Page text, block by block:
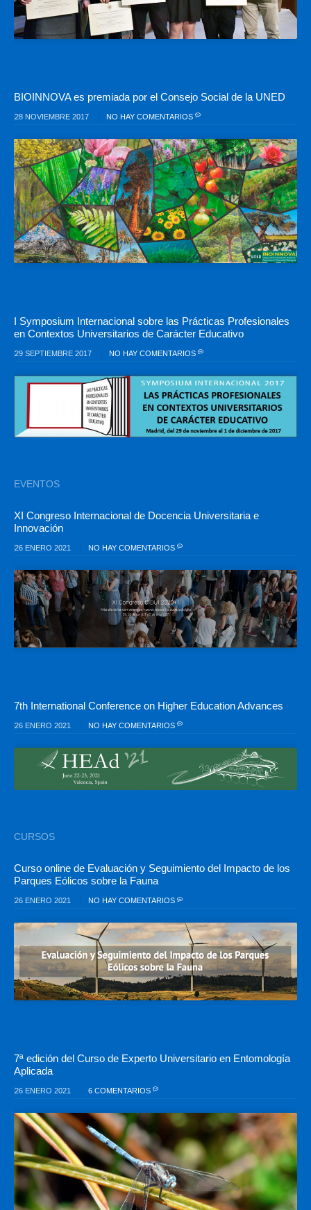
BIOINNOVA es premiada por el Consejo Social de la UNED
28 NOVIEMBRE 2017 NO HAY COMENTARIOS
I Symposium Internacional sobre las Prácticas Profesionales
en Contextos Universitarios de Carácter Educativo
29 SEPTIEMBRE 2017 NO HAY COMENTARIOS
EVENTOS
XI Congreso Internacional de Docencia Universitaria e
Innovación
26 ENERO 2021 NO HAY COMENTARIOS
7th International Conference on Higher Education Advances
26 ENERO 2021 NO HAY COMENTARIOS
CURSOS
Curso online de Evaluación y Seguimiento del Impacto de los
Parques Eólicos sobre la Fauna
26 ENERO 2021 NO HAY COMENTARIOS
7ª edición del Curso de Experto Universitario en Entomología
Aplicada
26 ENERO 2021 6 COMENTARIOS